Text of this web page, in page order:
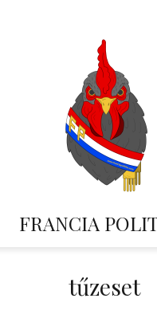
FRANCIA
tűzeset